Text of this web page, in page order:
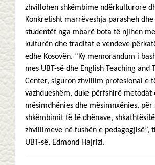
zhvillohen shkëmbime ndërkulturore
Konkretisht marrëveshja parasheh dhe
studentët nga mbarë bota të njihen
kulturën dhe traditat e vendeve
edhe Kosovën. “Ky memorandum i
mes UBT-së dhe English Teaching and
Center, siguron zhvillim profesional e
vazhdueshëm, duke përfshirë metodat
mësimdhënies dhe mësimnxënies, për
shkëmbimit të të dhënave,
zhvillimeve në fushën e pedagogjisë”,
UBT-së, Edmond Hajrizi.